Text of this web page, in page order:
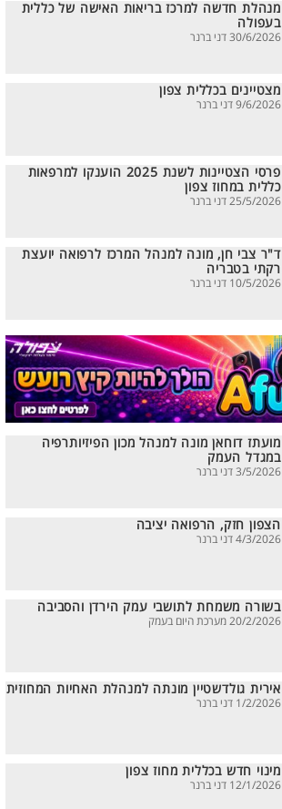
מנהלת חדשה למרכז בריאות האישה של כללית
בעפולה
30/6/2026 דני ברנר
מצטיינים בכללית צפון
9/6/2026 דני ברנר
פרסי הצטיינות לשנת 2025 הוענקו למרפאות
כללית במחוז צפון
25/5/2026 דני ברנר
ד"ר צבי חן, מונה למנהל המרכז לרפואה יועצת
רקתי בטבריה
10/5/2026 דני ברנר
מועתז דוחאן מונה למנהל מכון הפיזיותרפיה
במגדל העמק
3/5/2026 דני ברנר
הצפון חזק, הרפואה יציבה
4/3/2026 דני ברנר
בשורה משמחת לתושבי עמק הירדן והסביבה
20/2/2026 מערכת היום בעמק
אירית גולדשטיין מונתה למנהלת האחיות המחוזית
1/2/2026 דני ברנר
מינוי חדש בכללית מחוז צפון
12/1/2026 דני ברנר